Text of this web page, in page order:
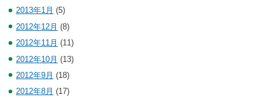
2013年1月 (5)
2012年12月 (8)
2012年11月 (11)
2012年10月 (13)
2012年9月 (18)
2012年8月 (17)